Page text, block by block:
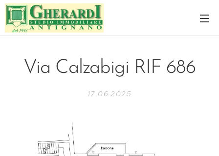
Via Calzabigi RIF 686
17.06.2025